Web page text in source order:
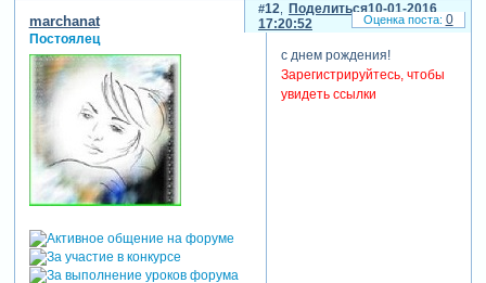
Поделиться
12
10-01-2016
17:20:52
marchanat
Постоялец
с днем рождения!
Зарегистрируйтесь, чтобы
увидеть ссылки
0